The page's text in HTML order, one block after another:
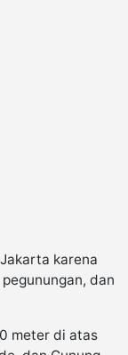
karena
dan
meter di atas